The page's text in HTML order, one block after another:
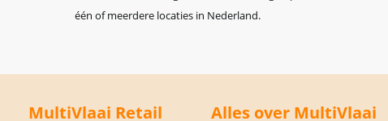
één of meerdere locaties in Nederland.
MultiVlaai Retail Alles over MultiVlaai